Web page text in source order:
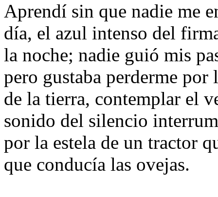
Aprendí sin que nadie me
día, el azul intenso del
la noche; nadie guió mis
pero gustaba perderme
de la tierra, contemplar el
sonido del silencio
por la estela de un tractor
que conducía las ovejas.